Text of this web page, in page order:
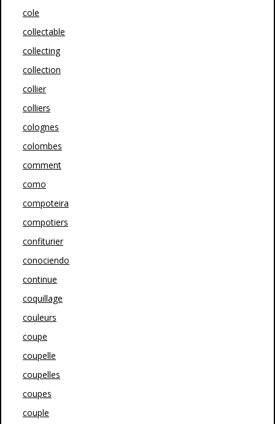
cole
collectable
collecting
collection
collier
colliers
colognes
colombes
comment
como
compoteira
compotiers
confiturier
conociendo
continue
coquillage
couleurs
coupe
coupelle
coupelles
coupes
couple